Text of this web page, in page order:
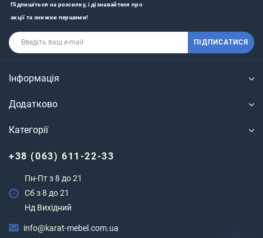
Підпишіться на розсилку, і дізнавайтеся про
акції та знижки першими!
ПІДПИСАТИСЯ
Інформація
Додатково
Категорії
+38 (063) 611-22-33
Пн-Пт з 8 до 21
Сб з 8 до 21
Нд Вихідний
info@karat-mebel.com.ua